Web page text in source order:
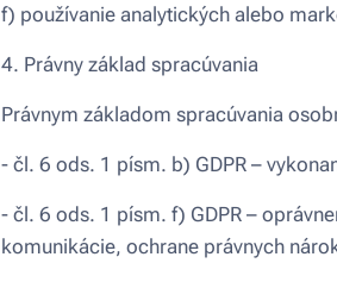
f) používanie analytických alebo
4. Právny základ spracúvania
Právnym základom spracúvania
- čl. 6 ods. 1 písm. b) GDPR –
- čl. 6 ods. 1 písm. f) GDPR –
komunikácie, ochrane právnych